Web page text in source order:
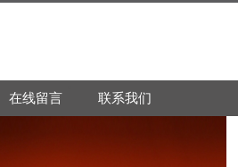
在线留言 联系我们